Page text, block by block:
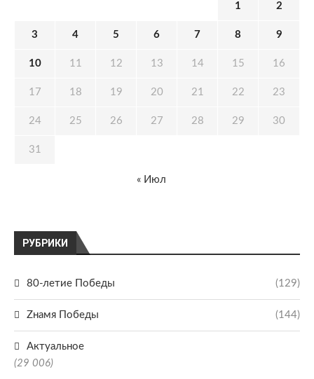
РУБРИКИ
80-летие Победы (129)
Zнамя Победы (144)
Актуальное
(29 006)
1 2
3 4 5 6 7 8 9
10 11 12 13 14 15 16
17 18 19 20 21 22 23
24 25 26 27 28 29 30
31
« Июл